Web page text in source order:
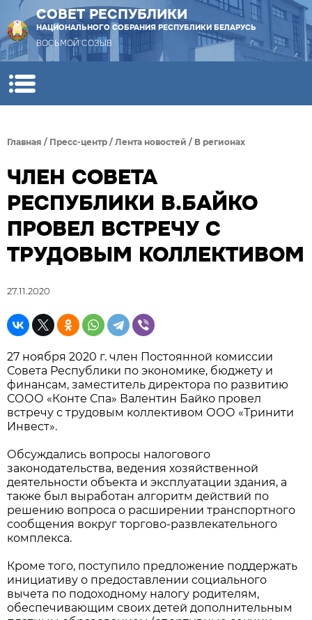
СОВЕТ РЕСПУБЛИКИ
НАЦИОНАЛЬНОГО СОБРАНИЯ РЕСПУБЛИКИ БЕЛАРУСЬ
ВОСЬМОЙ СОЗЫВ
Главная / Пресс-центр / Лента новостей / В регионах
ЧЛЕН СОВЕТА
РЕСПУБЛИКИ В.БАЙКО
ПРОВЕЛ ВСТРЕЧУ С
ТРУДОВЫМ КОЛЛЕКТИВОМ
27.11.2020
27 ноября 2020 г. член Постоянной комиссии
Совета Республики по экономике, бюджету и
финансам, заместитель директора по развитию
СООО «Конте Спа» Валентин Байко провел
встречу с трудовым коллективом ООО «Тринити
Инвест».
Обсуждались вопросы налогового
законодательства, ведения хозяйственной
деятельности объекта и эксплуатации здания, а
также был выработан алгоритм действий по
решению вопроса о расширении транспортного
сообщения вокруг торгово-развлекательного
комплекса.
Кроме того, поступило предложение поддержать
инициативу о предоставлении социального
вычета по подоходному налогу родителям,
обеспечивающим своих детей дополнительным